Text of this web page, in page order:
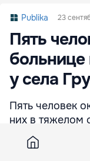
Publika 23
Пять
больнице
у села
Пять человек
них в тяжелом
которая
трассе